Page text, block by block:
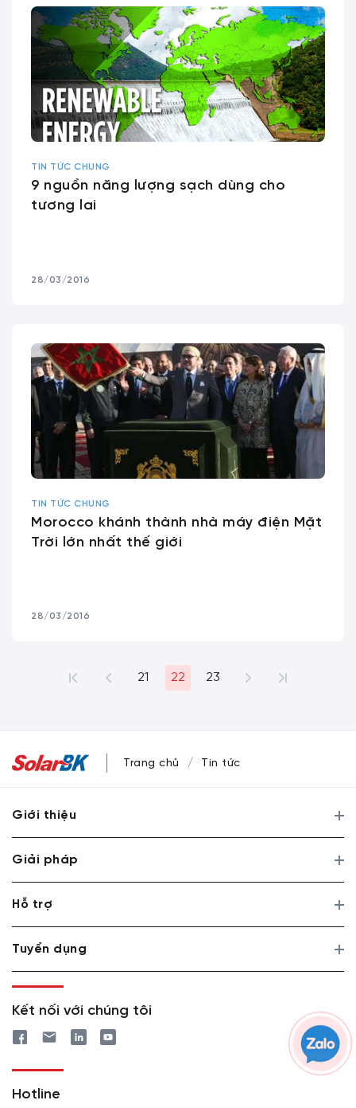
TIN TỨC CHUNG
9 nguồn năng lượng sạch dùng cho
tương lai
28/03/2016
TIN TỨC CHUNG
Morocco khánh thành nhà máy điện Mặt
Trời lớn nhất thế giới
28/03/2016
21 22 23
Trang chủ Tin tức
Giới thiệu
Giải pháp
Hỗ trợ
Tuyển dụng
Kết nối với chúng tôi
Hotline